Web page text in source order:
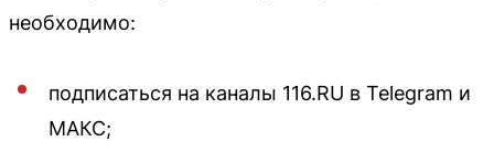
необходимо:
подписаться на каналы 116.RU в Telegram и
МАКС;